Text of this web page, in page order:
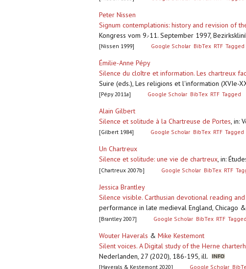
Peter Nissen
Signum contemplationis: history and revision of
Kongress vom 9.-11. September 1997,
[Nissen 1999] Google Scholar BibTex RTF Tagged
Émilie-Anne Pépy
Silence du cloître et information. Les chartreux
Suire (eds.), Les religions et l'information (XVIe-
[Pépy 2011a] Google Scholar BibTex RTF Tagged
Alain Gilbert
Silence et solitude à la Chartreuse de Portes, in:
[Gilbert 1984] Google Scholar BibTex RTF Tagged
Un Chartreux
Silence et solitude: une vie de chartreux, in:
[Chartreux 2007b] Google Scholar BibTex RTF
Jessica Brantley
Silence visible. Carthusian devotional reading
performance in late medieval England, Chicago
[Brantley 2007] Google Scholar BibTex RTF Tagged
Wouter Haverals & Mike Kestemont
Silent voices. A Digital study of the Herne
Nederlanden, 27 (2020), 186-195, ill.
[Haverals & Kestemont 2020] Google Scholar